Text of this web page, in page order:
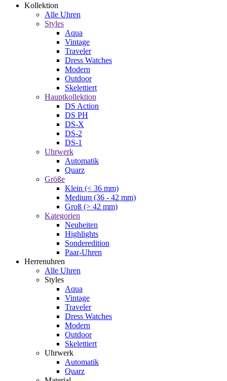
Kollektion
Alle Uhren
Styles
Aqua
Vintage
Traveler
Dress Watches
Modern
Outdoor
Skelettiert
Hauptkollektion
DS Action
DS PH
DS-X
DS-2
DS-1
Uhrwerk
Automatik
Quarz
Größe
Klein (< 36 mm)
Medium (36 - 42 mm)
Groß (> 42 mm)
Kategorien
Neuheiten
Highlights
Sonderedition
Paar-Uhren
Herrenuhren
Alle Uhren
Styles
Aqua
Vintage
Traveler
Dress Watches
Modern
Outdoor
Skelettiert
Uhrwerk
Automatik
Quarz